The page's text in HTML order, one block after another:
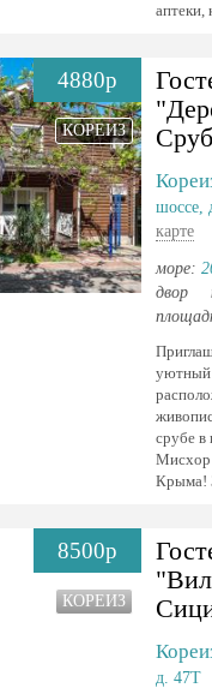
аптеки,
4880р
КОРЕИЗ
шоссе,
карте
море:
двор
уютный
срубе в
Мисхор
Крыма!
8500р
КОРЕИЗ
д. 47Т